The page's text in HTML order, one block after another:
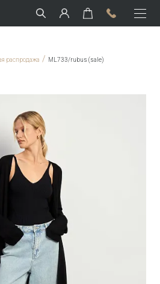
распродажа / ML733/rubus (sale)